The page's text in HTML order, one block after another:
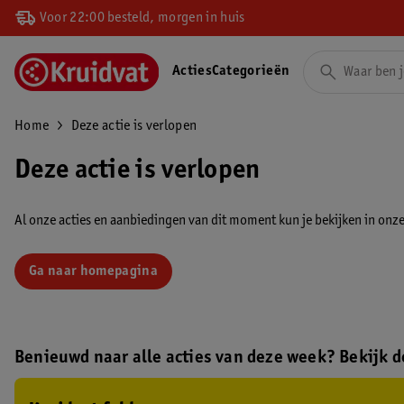
Voor 22:00 besteld, morgen in huis
ActiesCategorieën
Home Deze actie is verlopen
Deze actie is verlopen
Al onze acties en aanbiedingen van dit moment kun je bekijken in
Ga naar homepagina
Benieuwd naar alle acties van deze week? Bekijk